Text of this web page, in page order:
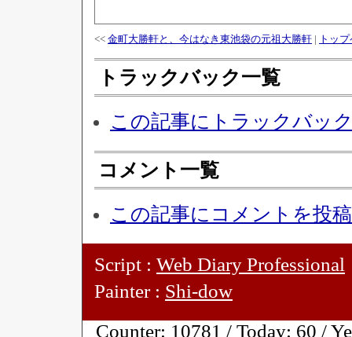
<< 金町大勝軒と、今はなき東池袋の元祖大勝軒 | トッ
トラックバック一覧
この記事にトラックバッ
コメント一覧
この記事にコメントを投
Script : Web Diary Professional
Painter : Shi-dow
Counter: 10781 / Today: 60 /